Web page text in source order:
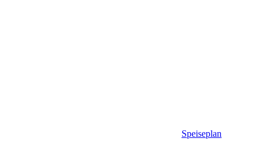
Speiseplan